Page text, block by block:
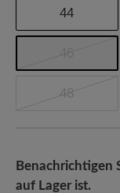
44
48
Benachrichtigen
auf Lager ist.